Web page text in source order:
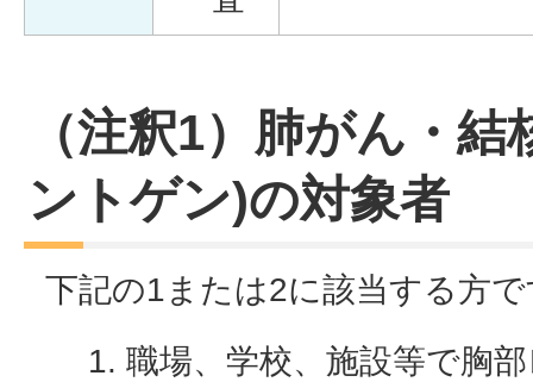
（注釈1）肺がん・
ントゲン)の対象者
下記の1または2に該当する方
職場、学校、施設等で胸